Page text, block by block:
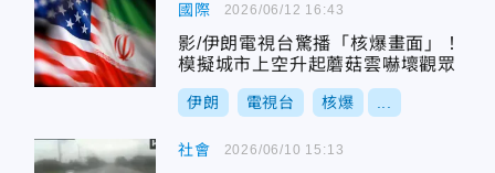
國際
影/伊朗電視台驚播「核爆畫面」！
模擬城市上空升起蘑菇雲嚇壞觀眾
伊朗 電視台 核爆
2026/06/12 16:43
社會 2026/06/10 15:13